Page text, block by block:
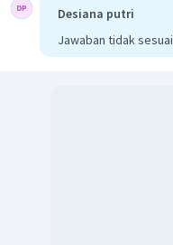
Desiana putri
Jawaban tidak sesuai